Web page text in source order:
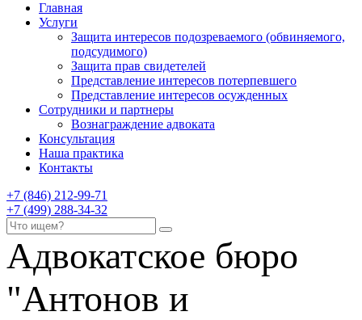
Главная
Услуги
Защита интересов подозреваемого (обвиняемого,
подсудимого)
Защита прав свидетелей
Представление интересов потерпевшего
Представление интересов осужденных
Сотрудники и партнеры
Вознаграждение адвоката
Консультация
Наша практика
Контакты
+7 (846) 212-99-71
+7 (499) 288-34-32
Адвокатское бюро
"Антонов и